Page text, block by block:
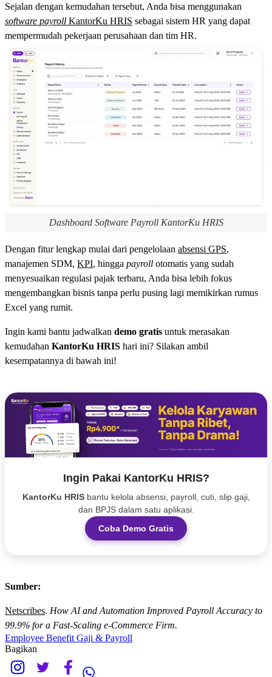
Sejalan dengan kemudahan tersebut, Anda bisa menggunakan
software payroll KantorKu HRIS sebagai sistem HR yang dapat
mempermudah pekerjaan perusahaan dan tim HR.
Dashboard Software Payroll KantorKu HRIS
Dengan fitur lengkap mulai dari pengelolaan absensi GPS,
manajemen SDM, KPI, hingga payroll otomatis yang sudah
menyesuaikan regulasi pajak terbaru, Anda bisa lebih fokus
mengembangkan bisnis tanpa perlu pusing lagi memikirkan rumus
Excel yang rumit.
Ingin kami bantu jadwalkan demo gratis untuk merasakan
kemudahan KantorKu HRIS hari ini? Silakan ambil
kesempatannya di bawah ini!
Ingin Pakai KantorKu HRIS?
KantorKu HRISbantu kelola absensi, payroll, cuti, slip gaji,
dan BPJS dalam satu aplikasi.
Coba Demo Gratis
Sumber:
Netscribes. How AI and Automation Improved Payroll Accuracy to
99.9% for a Fast-Scaling e-Commerce Firm.
Employee Benefit Gaji & Payroll
Bagikan